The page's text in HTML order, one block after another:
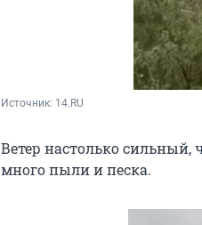
Источник: 14.RU
Ветер настолько сильный,
много пыли и песка.